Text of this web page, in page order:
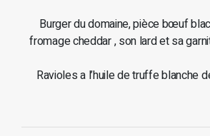
Burger du domaine, pièce bœuf
fromage cheddar , son lard et sa
Ravioles a l’huile de truffe blanche